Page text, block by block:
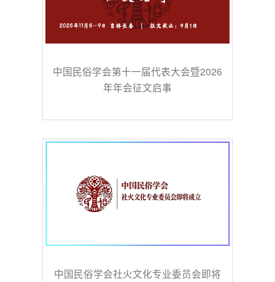
中国民俗学会第十一届代表大会暨2026
年年会征文启事
中国民俗学会社火文化专业委员会即将